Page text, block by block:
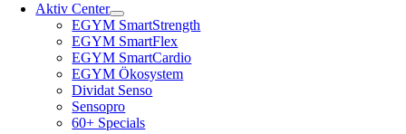
Aktiv Center
EGYM SmartStrength
EGYM SmartFlex
EGYM SmartCardio
EGYM Ökosystem
Dividat Senso
Sensopro
60+ Specials